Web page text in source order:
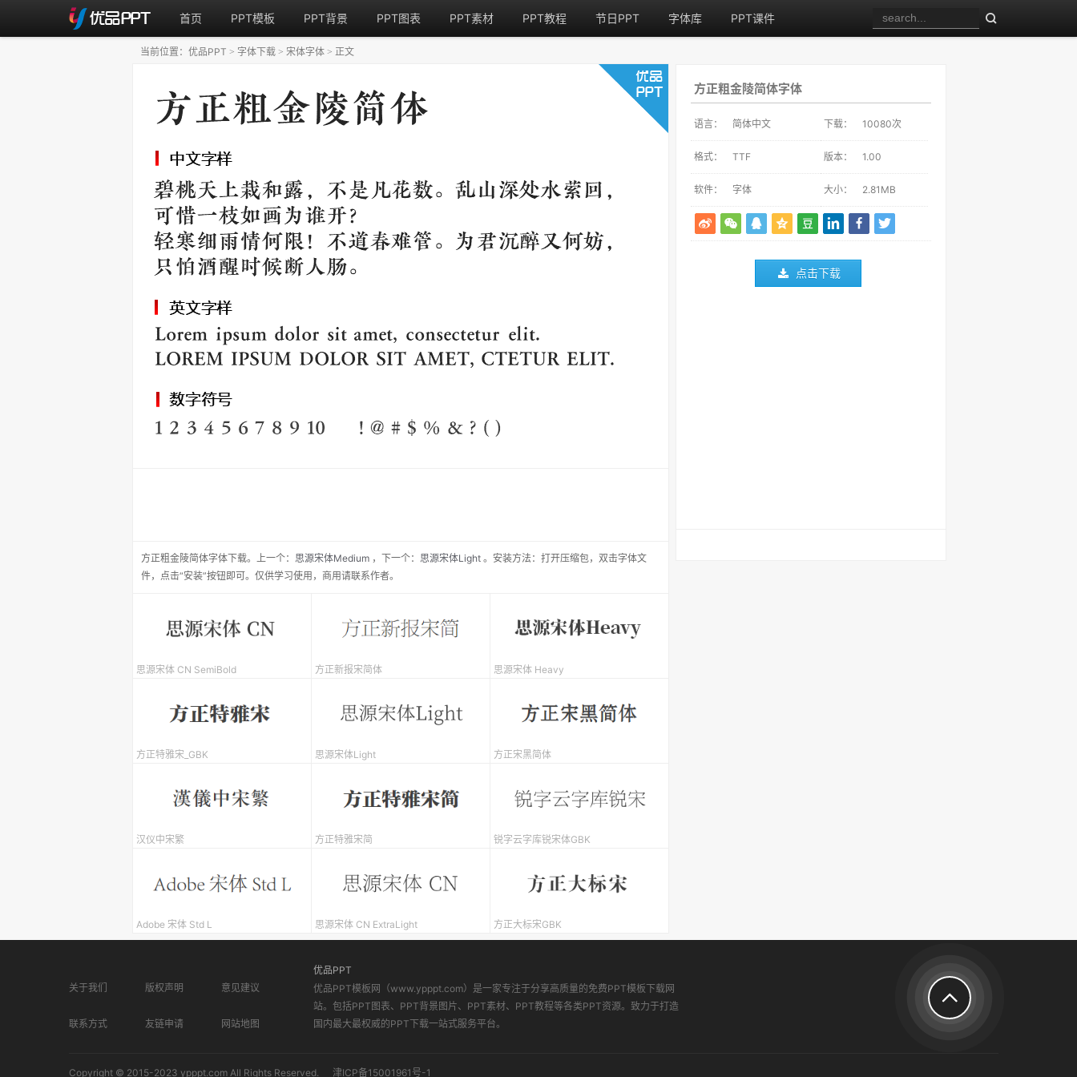
首页 PPT模板 PPT背景 PPT图表 PPT素材 PPT教程 节日PPT 字体库 PPT课件
方正粗金陵简体字体
语言： 简体中文 下载： 10080次
格式： TTF 版本： 1.00
软件： 字体 大小： 2.81MB
点击下载
方正粗金陵简体字体下载。 上一个： 思源宋体Medium ， 下一个： 思源宋体Light 。安装方法：打开压缩包，双击字体文
件，点击“安装”按钮即可。仅供学习使用，商用请联系作者。
当前位置： 优品PPT > 字体下载 > 宋体字体 > 正文
思源宋体 CN SemiBold 方正新报宋简体 思源宋体 Heavy
方正特雅宋_GBK 思源宋体Light 方正宋黑简体
汉仪中宋繁 方正特雅宋简 锐字云字库锐宋体GBK
Adobe 宋体 Std L 思源宋体 CN ExtraLight 方正大标宋GBK
关于我们 版权声明 意见建议
联系方式 友链申请 网站地图
优品PPT
优品PPT模板网（www.ypppt.com）是一家专注于分享高质量的免费PPT模板下载网
站。包括PPT图表、PPT背景图片、PPT素材、PPT教程等各类PPT资源。致力于打造
国内最大最权威的PPT下载一站式服务平台。
Copyright © 2015-2023 ypppt.com All Rights Reserved. 津ICP备15001961号-1